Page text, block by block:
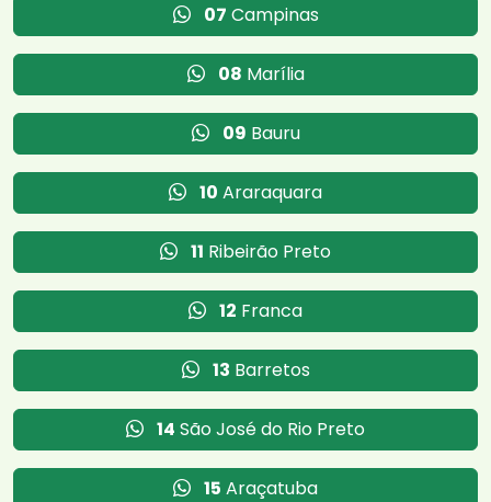
07 Campinas
08 Marília
09 Bauru
10 Araraquara
11 Ribeirão Preto
12 Franca
13 Barretos
14 São José do Rio Preto
15 Araçatuba